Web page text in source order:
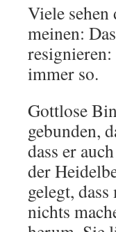
Viele
meinen:
immer so.
Gottlose
gebunden,
dass er
der
gelegt,
nichts